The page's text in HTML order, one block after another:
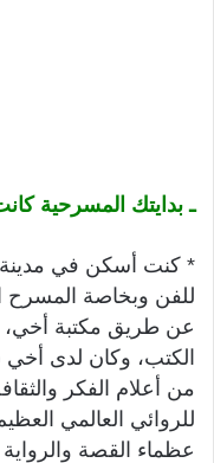
ـ بدايتك المسرحية
* كنت أسكن في مدينة
للفن وبخاصة المسرح
عن طريق مكتبة أخي،
الكتب، وكان لدى أخي
من أعلام الفكر
للروائي العالمي
عظماء القصة